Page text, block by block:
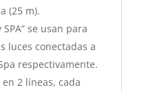
(25 m).
SPA” se usan para
luces conectadas a
respectivamente.
2 líneas, cada